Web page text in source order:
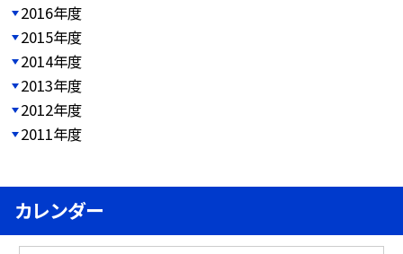
2016年度
2015年度
2014年度
2013年度
2012年度
2011年度
カレンダー